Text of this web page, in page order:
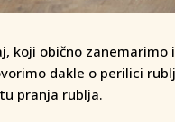
koji obično
dakle o perilici
pranja rublja.